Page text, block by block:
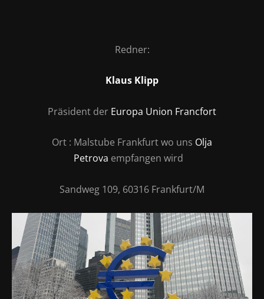
Redner:
Klaus Klipp
Präsident der Europa Union Francfort
Ort : Malstube Frankfurt wo uns Olja
Petrova empfangen wird
Sandweg 109, 60316 Frankfurt/M